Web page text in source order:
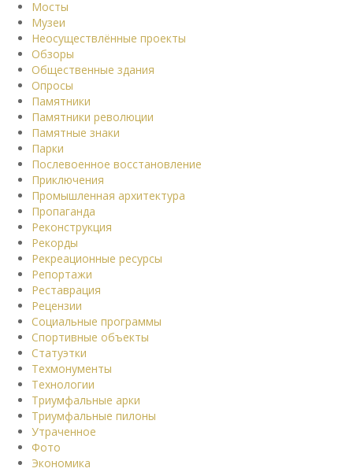
Мосты
Музеи
Неосуществлённые проекты
Обзоры
Общественные здания
Опросы
Памятники
Памятники революции
Памятные знаки
Парки
Послевоенное восстановление
Приключения
Промышленная архитектура
Пропаганда
Реконструкция
Рекорды
Рекреационные ресурсы
Репортажи
Реставрация
Рецензии
Социальные программы
Спортивные объекты
Статуэтки
Техмонументы
Технологии
Триумфальные арки
Триумфальные пилоны
Утраченное
Фото
Экономика